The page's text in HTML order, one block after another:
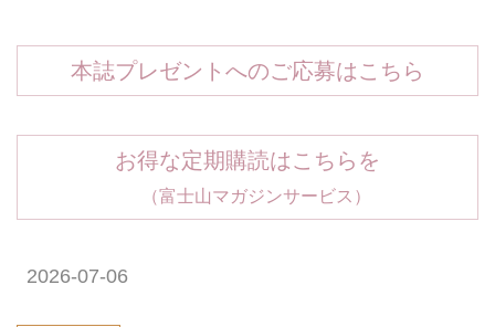
本誌プレゼントへのご応募はこちら
お得な定期購読はこちらを
（富士山マガジンサービス）
2026-07-06